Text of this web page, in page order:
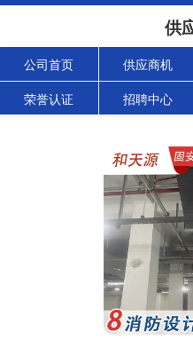
供
公司首页 供应商机
荣誉认证 招聘中心